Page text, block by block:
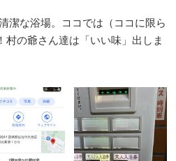
潔な浴場。ココでは（ココに限ら
村の爺さん達は「いい味」出しま